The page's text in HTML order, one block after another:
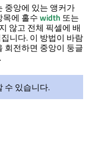
중앙에 있는 앵커가
목에 홀수width 또는
않고 전체 픽셀에 배
니다. 이 방법이 바람
회전하면 중앙이 둥글
수 있습니다.